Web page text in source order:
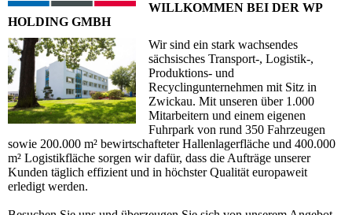
WILLKOMMEN BEI DER WP
HOLDING GMBH
Wir sind ein stark wachsendes
sächsisches Transport-, Logistik-,
Produktions- und
Recyclingunternehmen mit Sitz in
Zwickau. Mit unseren über 1.000
Mitarbeitern und einem eigenen
Fuhrpark von rund 350 Fahrzeugen
sowie 200.000 m² bewirtschafteter Hallenlagerfläche und 400.000
m² Logistikfläche sorgen wir dafür, dass die Aufträge unserer
Kunden täglich effizient und in höchster Qualität europaweit
erledigt werden.